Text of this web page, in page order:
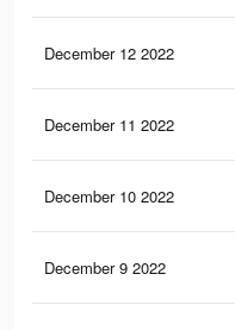
December 12 2022
December 11 2022
December 10 2022
December 9 2022